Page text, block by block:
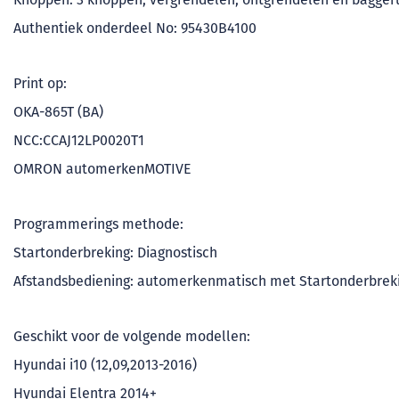
Authentiek onderdeel No: 95430B4100
Print op:
OKA-865T (BA)
NCC:CCAJ12LP0020T1
OMRON automerkenMOTIVE
Programmerings methode:
Startonderbreking: Diagnostisch
Afstandsbediening: automerkenmatisch met
Geschikt voor de volgende modellen:
Hyundai i10 (12,09,2013-2016)
Hyundai Elentra 2014+